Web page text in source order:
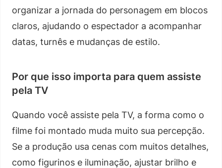
organizar a jornada do personagem em blocos
claros, ajudando o espectador a acompanhar
datas, turnês e mudanças de estilo.
Por que isso importa para quem assiste
pela TV
Quando você assiste pela TV, a forma como o
filme foi montado muda muito sua percepção.
Se a produção usa cenas com muitos detalhes,
como figurinos e iluminação, ajustar brilho e